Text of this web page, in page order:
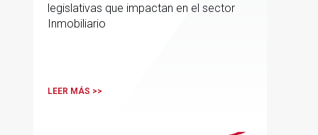
legislativas que impactan en el sector
Inmobiliario
LEER MÁS >>